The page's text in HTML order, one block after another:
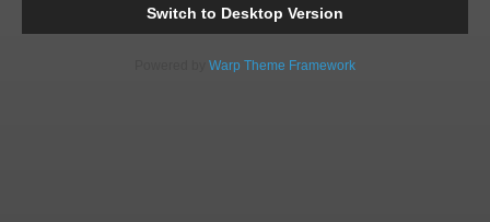
Switch to Desktop Version
Warp Theme Framework